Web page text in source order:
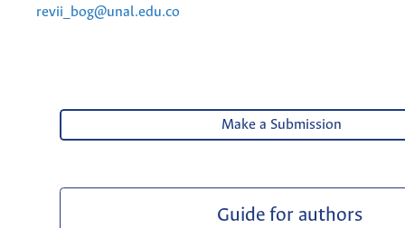
revii_bog@unal.edu.co
Make a Submission
Guide for authors